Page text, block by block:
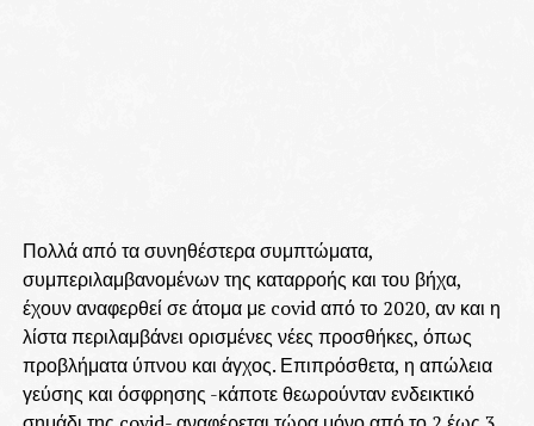
Πολλά από τα συνηθέστερα συμπτώματα,
συμπεριλαμβανομένων της καταρροής και του βήχα,
έχουν αναφερθεί σε άτομα με covid από το 2020, αν και η
λίστα περιλαμβάνει ορισμένες νέες προσθήκες, όπως
προβλήματα ύπνου και άγχος. Επιπρόσθετα, η απώλεια
γεύσης και όσφρησης -κάποτε θεωρούνταν ενδεικτικό